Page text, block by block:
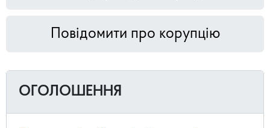
Повідомити про корупцію
ОГОЛОШЕННЯ